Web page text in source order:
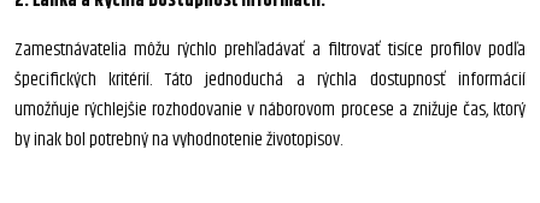
Zamestnávatelia môžu rýchlo prehľadávať a filtrovať tisíce profilov podľa
špecifických kritérií. Táto jednoduchá a rýchla dostupnosť informácií
umožňuje rýchlejšie rozhodovanie v náborovom procese a znižuje čas, ktorý
by inak bol potrebný na vyhodnotenie životopisov.